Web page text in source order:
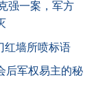
强一案，军方
红墙所喷标语
后军权易主的秘